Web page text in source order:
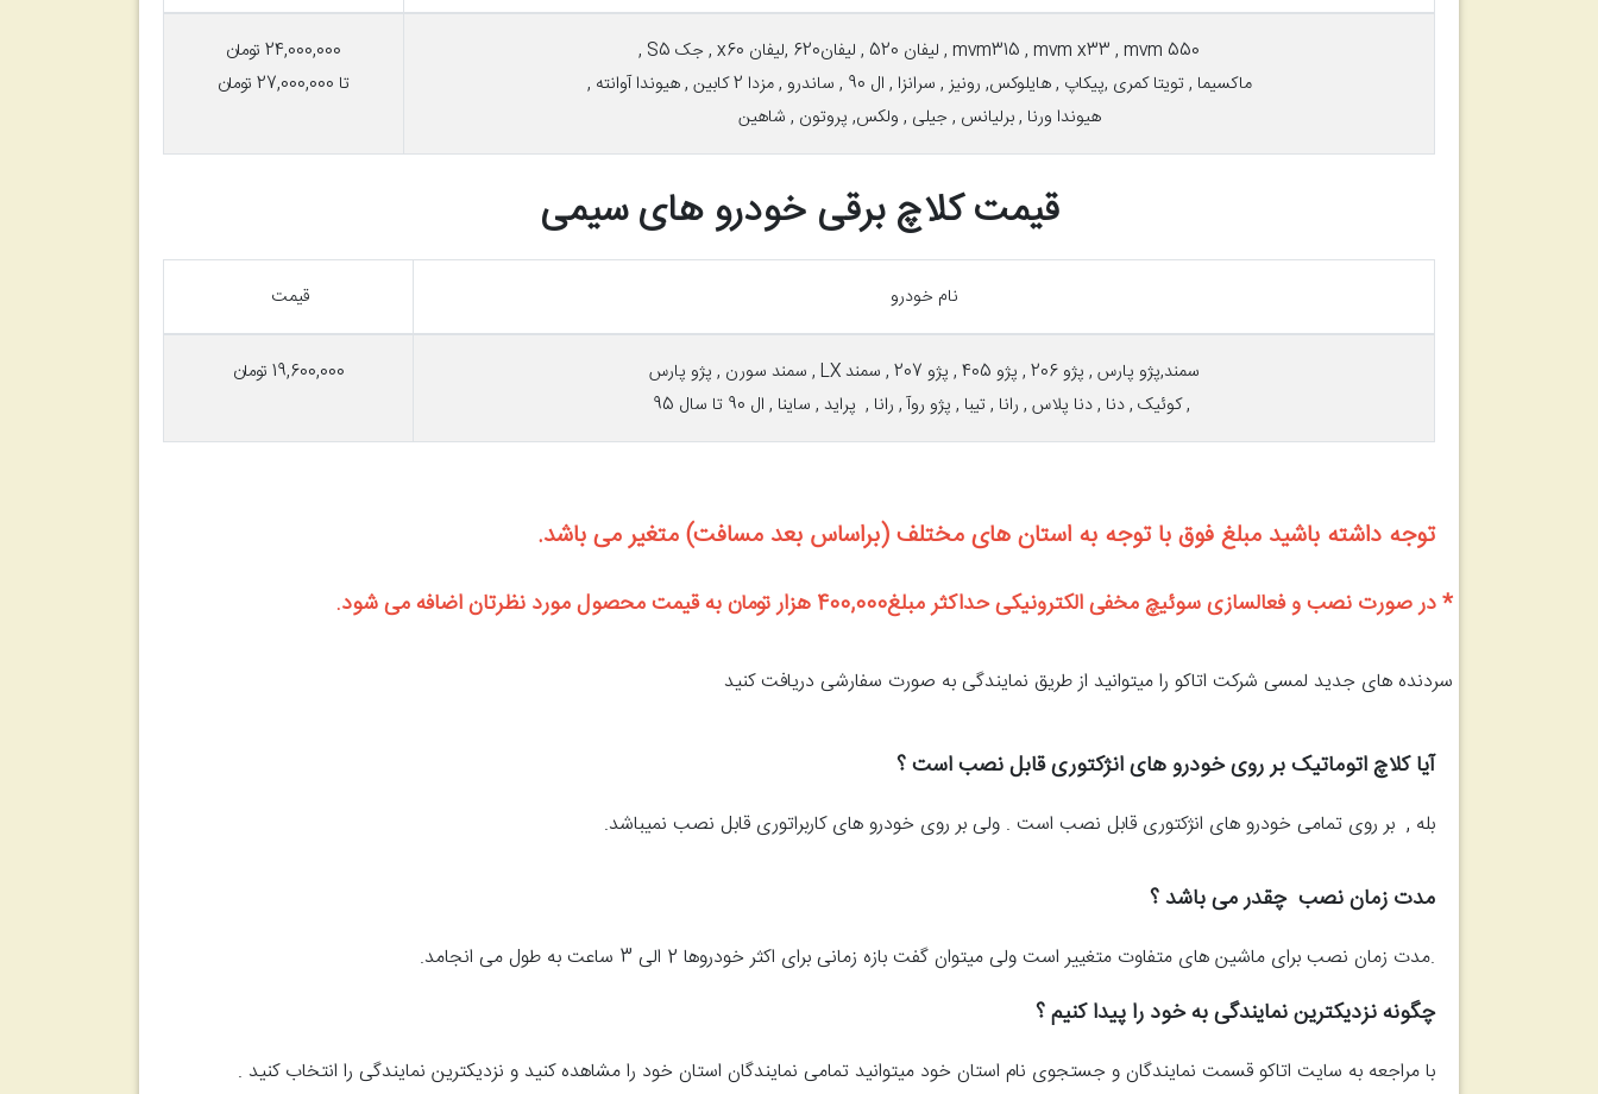
mvm315 , mvm x33 , mvm 550 , لیفان 520 , لیفان620 ,لیفان x60 , جک S5 ,
ماکسیما , تویتا کمری ,پیکاپ , هایلوکس, رونیز , سرانزا , ال 90 , ساندرو , مزدا 2 کابین , هیوندا آوانته ,
هیوندا ورنا , برلیانس , جیلی , ولکس, پروتون , شاهین
24,000,000 تومان
تا 27,000,000 تومان
قیمت کلاچ برقی خودرو های سیمی
نام خودرو قیمت
سمند,پژو پارس , پژو 206 , پژو 405 , پژو 207 , سمند LX , سمند سورن , پژو پارس
, کوئیک , دنا , دنا پلاس , رانا , تیبا , پژو روآ , رانا , پراید , ساینا , ال 90 تا سال 95
19,600,000 تومان
توجه داشته باشید مبلغ فوق با توجه به استان های مختلف (براساس بعد مسافت) متغیر می باشد.
* در صورت نصب و فعالسازی سوئیچ مخفی الکترونیکی حداکثر مبلغ400,000 هزار تومان به قیمت محصول مورد نظرتان اضافه می شود.
سردنده های جدید لمسی شرکت اتاکو را میتوانید از طریق نمایندگی به صورت سفارشی دریافت کنید
آیا کلاچ اتوماتیک بر روی خودرو های انژکتوری قابل نصب است ؟
بله , بر روی تمامی خودرو های انژکتوری قابل نصب است . ولی بر روی خودرو های کاربراتوری قابل نصب نمیباشد.
مدت زمان نصب چقدر می باشد ؟
.مدت زمان نصب برای ماشین های متفاوت متغییر است ولی میتوان گفت بازه زمانی برای اکثر خودروها 2 الی 3 ساعت به طول می انجامد.
چگونه نزدیکترین نمایندگی به خود را پیدا کنیم ؟
با مراجعه به سایت اتاکو قسمت نمایندگان و جستجوی نام استان خود میتوانید تمامی نمایندگان استان خود را مشاهده کنید و نزدیکترین نمایندگی را انتخاب کنید .